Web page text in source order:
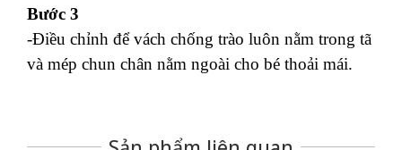
Bước 3
-Điều chỉnh để vách chống trào luôn nằm trong tã
và mép chun chân nằm ngoài cho bé thoải mái.